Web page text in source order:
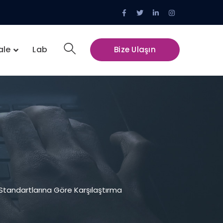
Facebook
Profile
Twitter
Profile
LinkedIn
Profile
Instagram
Profile
Bize Ulaşın
Lab
Göre Karşılaştırma